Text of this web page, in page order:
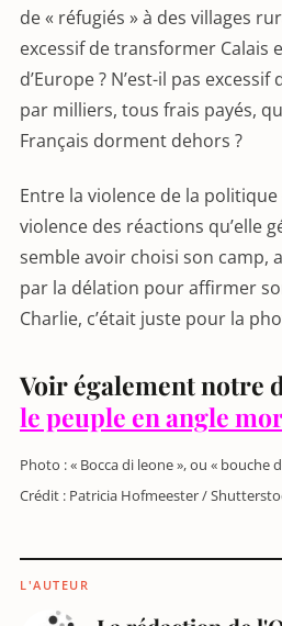
de « réfugiés » à des villages
excessif de transformer Calais
d’Europe ? N’est-il pas
par milliers, tous frais payés,
Français dorment dehors ?
Entre la violence de la
violence des réactions qu’elle
semble avoir choisi son camp,
par la délation pour affirmer
Charlie, c’était juste pour la
Voir également notre
le peuple en angle
Photo : « Bocca di leone », ou « bouche
Crédit : Patricia Hofmeester /
L'AUTEUR